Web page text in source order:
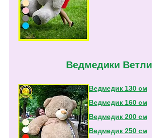
Ведмедики Ветли
Ведмедик 130 см
Ведмедик 160 см
Ведмедик 200 см
Ведмедик 250 см